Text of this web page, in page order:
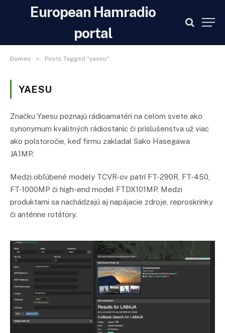
European Hamradio
portal
Domov » Posts Tagged "yaesu"
YAESU
Značku Yaesu poznajú rádioamatéri na celom svete ako
synonymum kvalitných rádiostaníc či príslušenstva už viac
ako polstoročie, keď firmu zakladal Sako Hasegawa
JA1MP.
Medzi obľúbené modely TCVR-ov patrí FT-290R, FT-450,
FT-1000MP či high-end model FTDX101MP. Medzi
produktami sa nachádzajú aj napájacie zdroje, reproskrinky
či anténne rotátory.